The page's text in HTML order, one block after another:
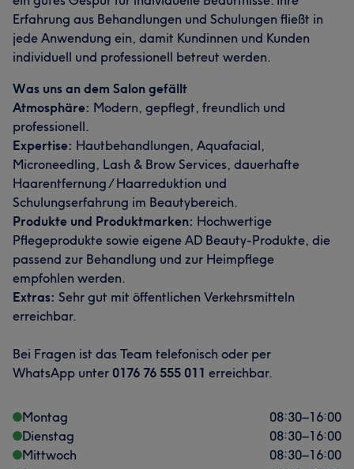
Erfahrung aus Behandlungen und Schulungen fließt in
jede Anwendung ein, damit Kundinnen und Kunden
individuell und professionell betreut werden.
Was uns an dem Salon gefällt
Atmosphäre: Modern, gepflegt, freundlich und
professionell.
Expertise: Hautbehandlungen, Aquafacial,
Microneedling, Lash & Brow Services, dauerhafte
Haarentfernung / Haarreduktion und
Schulungserfahrung im Beautybereich.
Produkte und Produktmarken: Hochwertige
Pflegeprodukte sowie eigene AD Beauty-Produkte, die
passend zur Behandlung und zur Heimpflege
empfohlen werden.
Extras: Sehr gut mit öffentlichen Verkehrsmitteln
erreichbar.
Bei Fragen ist das Team telefonisch oder per
WhatsApp unter 0176 76 555 011 erreichbar.
Montag 08:30–16:00
Dienstag
08:30–16:00
Mittwoch
08:30–16:00